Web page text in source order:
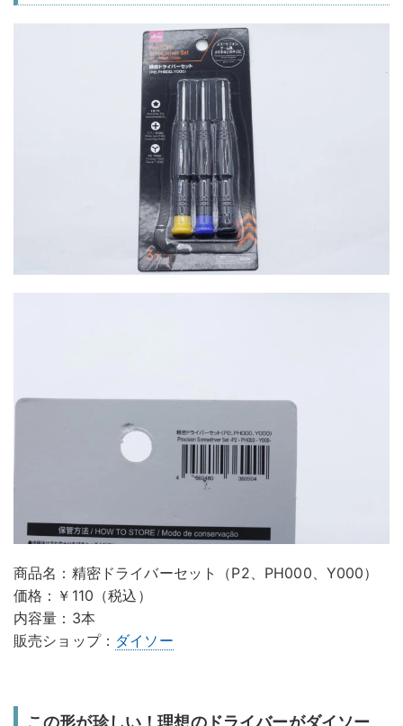
商品名：精密ドライバーセット（P2、PH000、Y000）
価格：￥110（税込）
内容量：3本
販売ショップ： ダイソー
この形が珍しい！理想のドライバーがダイソー